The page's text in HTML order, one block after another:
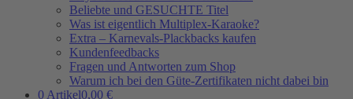
Beliebte und GESUCHTE Titel
Was ist eigentlich Multiplex-Karaoke?
Extra – Karnevals-Plackbacks kaufen
Kundenfeedbacks
Fragen und Antworten zum Shop
Warum ich bei den Güte-Zertifikaten nicht dabei bin
0 Artikel0,00 €